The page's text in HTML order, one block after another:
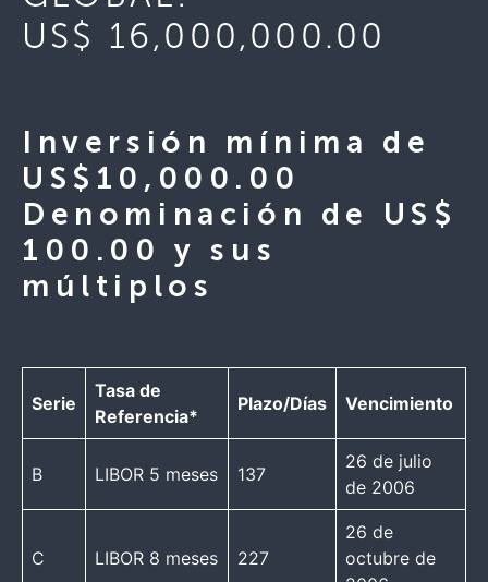
US$ 16,000,000.00
Inversión mínima de
US$10,000.00
Denominación de US$
100.00 y sus
múltiplos
Serie
Tasa de
Referencia*
Plazo/Días Vencimiento
B LIBOR 5 meses 137
26 de julio
de 2006
C LIBOR 8 meses 227
26 de
octubre de